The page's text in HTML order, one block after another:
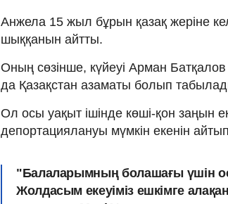
Анжела 15 жыл бұрын қазақ жеріне
шыққанын айтты.
Оның сөзінше, күйеуі Арман
да Қазақстан азаматы болып
Ол осы уақыт ішінде көші-қон заңын
депортациялануы мүмкін екенін
"Балаларымның болашағы үшін
Жолдасым екеуіміз ешкімге